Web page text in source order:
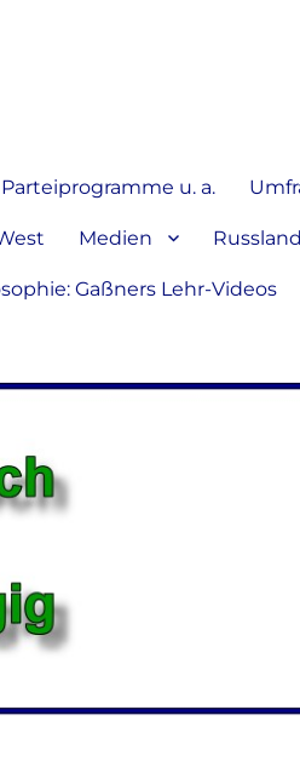
Parteiprogramme u. a.
Medien
Gaßners Lehr-Videos